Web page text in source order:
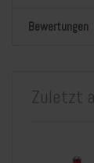
Bewertungen
Zuletzt